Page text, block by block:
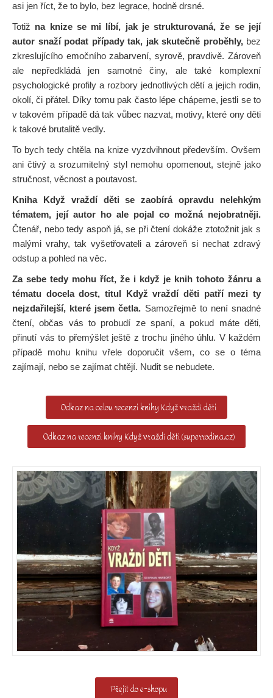
asi jen říct, že to bylo, bez legrace, hodně drsné.
Totiž na knize se mi líbí, jak je strukturovaná, že se její
autor snaží podat případy tak, jak skutečně proběhly,bez
zkreslujícího emočního zabarvení, syrově, pravdivě. Zároveň
ale nepředkládá jen samotné činy, ale také komplexní
psychologické profily a rozbory jednotlivých dětí a jejich rodin,
okolí, či přátel. Díky tomu pak často lépe chápeme, jestli se to
v takovém případě dá tak vůbec nazvat, motivy, které ony děti
k takové brutalitě vedly.
To bych tedy chtěla na knize vyzdvihnout především. Ovšem
ani čtivý a srozumitelný styl nemohu opomenout, stejně jako
stručnost, věcnost a poutavost.
Kniha Když vraždí děti se zaobírá opravdu nelehkým
tématem, její autor ho ale pojal co možná nejobratněji.
Čtenář, nebo tedy aspoň já, se při čtení dokáže ztotožnit jak s
malými vrahy, tak vyšetřovateli a zároveň si nechat zdravý
odstup a pohled na věc.
Za sebe tedy mohu říct, že i když je knih tohoto žánru a
tématu docela dost, titul Když vraždí děti patří mezi ty
nejzdařilejší, které jsem četla. Samozřejmě to není snadné
čtení, občas vás to probudí ze spaní, a pokud máte děti,
přinutí vás to přemýšlet ještě z trochu jiného úhlu. V každém
případě mohu knihu vřele doporučit všem, co se o téma
zajímají, nebo se zajímat chtějí. Nudit se nebudete.
Odkaz na celou recenzi knihy Když vraždí děti
Odkaz na recenzi knihy Když vraždí děti (superrodina.cz)
Přejít do e-shopu